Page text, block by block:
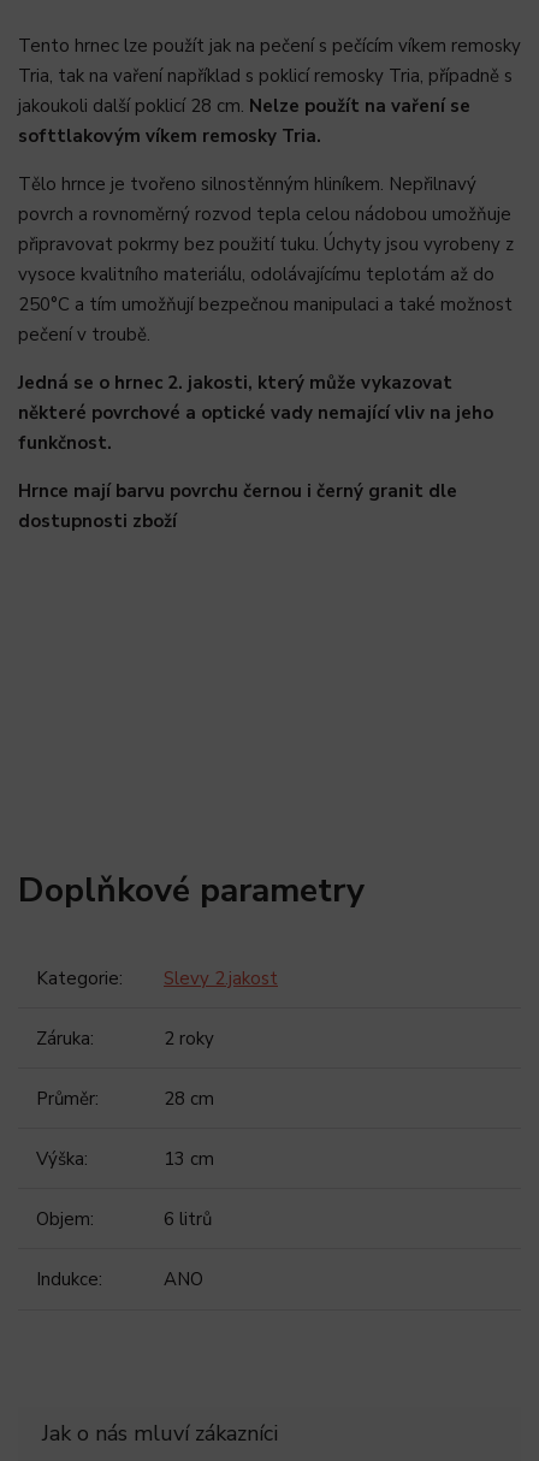
Tento hrnec lze použít jak na pečení s pečícím víkem remosky
Tria, tak na vaření například s poklicí remosky Tria, případně s
jakoukoli další poklicí 28 cm. Nelze použít na vaření se
softtlakovým víkem remosky Tria.
Tělo hrnce je tvořeno silnostěnným hliníkem. Nepřilnavý
povrch a rovnoměrný rozvod tepla celou nádobou umožňuje
připravovat pokrmy bez použití tuku. Úchyty jsou vyrobeny z
vysoce kvalitního materiálu, odolávajícímu teplotám až do
250°C a tím umožňují bezpečnou manipulaci a také možnost
pečení v troubě.
Jedná se o hrnec 2. jakosti, který může vykazovat
některé povrchové a optické vady nemající vliv na jeho
funkčnost.
Hrnce mají barvu povrchu černou i černý granit dle
dostupnosti zboží
Doplňkové parametry
Kategorie: Slevy 2.jakost
Záruka: 2 roky
Průměr: 28 cm
Výška: 13 cm
Objem: 6 litrů
Indukce: ANO